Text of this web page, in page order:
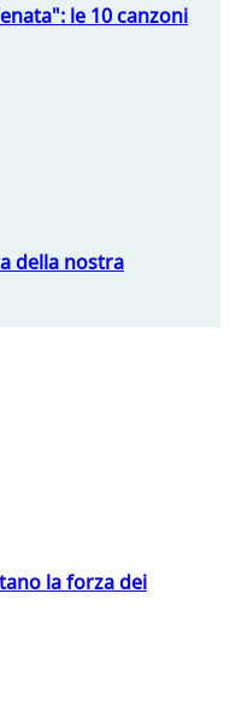
le 10 canzoni
della nostra
la forza dei